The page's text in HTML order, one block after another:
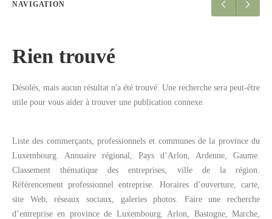
NAVIGATION
Rien trouvé
Désolés, mais aucun résultat n'a été trouvé. Une recherche sera peut-être
utile pour vous aider à trouver une publication connexe.
Liste des commerçants, professionnels et communes de la province du
Luxembourg. Annuaire régional, Pays d’Arlon, Ardenne, Gaume.
Classement thématique des entreprises, ville de la région.
Référencement professionnel entreprise. Horaires d’ouverture, carte,
site Web, réseaux sociaux, galeries photos. Faire une recherche
d’entreprise en province de Luxembourg. Arlon, Bastogne, Marche,